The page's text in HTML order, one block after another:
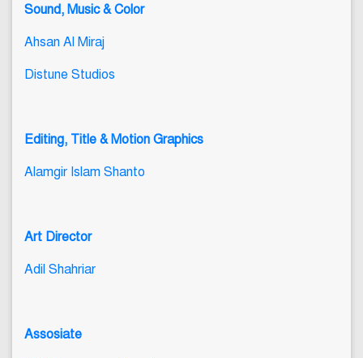
Sound, Music & Color
Ahsan Al Miraj
Distune Studios
Editing, Title & Motion Graphics
Alamgir Islam Shanto
Art Director
Adil Shahriar
Assosiate